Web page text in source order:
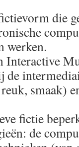
die
werken.
Interactive
de
smaak)
fictie
de